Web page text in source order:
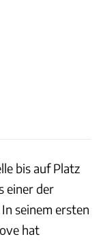
bis auf Platz
einer der
seinem ersten
hat